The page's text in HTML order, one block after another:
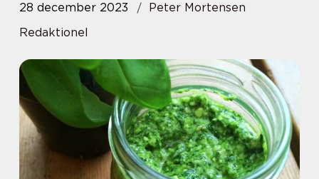
28 december 2023
Peter Mortensen
Redaktionel